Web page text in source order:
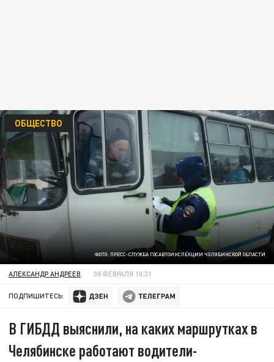
ФОТО: ПРЕСС-СЛУЖБА ГОСАВТОИНСПЕКЦИИ ЧЕЛЯБИНСКОЙ ОБЛАСТИ
ОБЩЕСТВО
АЛЕКСАНДР АНДРЕЕВ 08 ФЕВРАЛЯ 10:31
ПОДПИШИТЕСЬ:
В ГИБДД выяснили, на каких маршрутках в
Челябинске работают водители-